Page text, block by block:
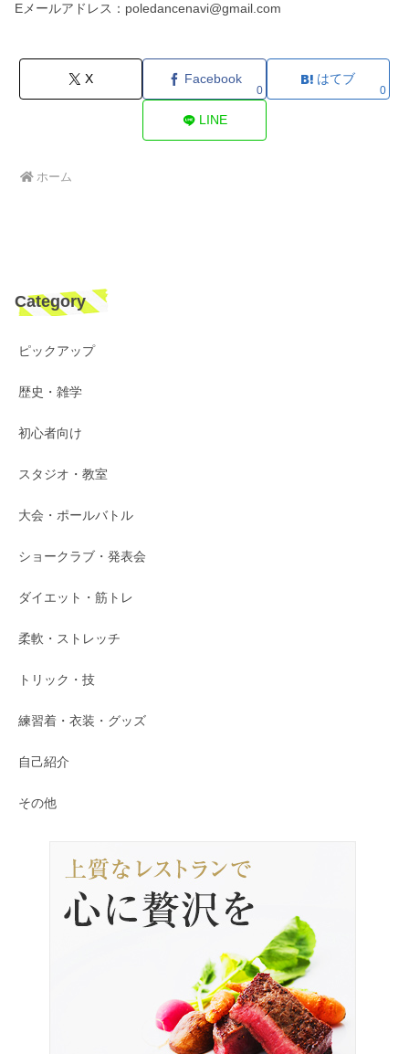
Eメールアドレス：poledancenavi@gmail.com
X Facebook
0
はてブ
0
LINE
ホーム
Category
ピックアップ
歴史・雑学
初心者向け
スタジオ・教室
大会・ポールバトル
ショークラブ・発表会
ダイエット・筋トレ
柔軟・ストレッチ
トリック・技
練習着・衣装・グッズ
自己紹介
その他